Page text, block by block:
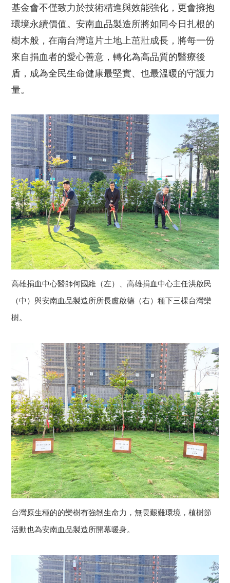
基金會不僅致力於技術精進與效能強化，更會擁抱
環境永續價值。安南血品製造所將如同今日扎根的
樹木般，在南台灣這片土地上茁壯成長，將每一份
來自捐血者的愛心善意，轉化為高品質的醫療後
盾，成為全民生命健康最堅實、也最溫暖的守護力
量。
高雄捐血中心醫師何國維（左）、高雄捐血中心主任洪啟民
（中）與安南血品製造所所長盧啟德（右）種下三棵台灣欒
樹。
台灣原生種的的欒樹有強韌生命力，無畏艱難環境，植樹節
活動也為安南血品製造所開幕暖身。